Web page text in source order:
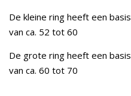
De kleine ring heeft een
van ca. 52 tot 60
De grote ring heeft een
van ca. 60 tot 70